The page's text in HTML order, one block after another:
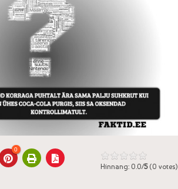
Hinnang: 0.0/5(0 votes)
0